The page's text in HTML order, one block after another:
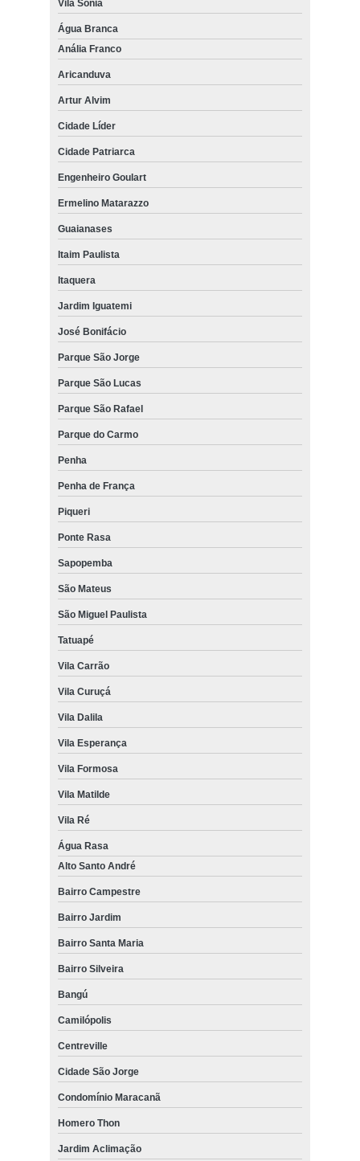
Vila Sônia
Água Branca
Anália Franco
Aricanduva
Artur Alvim
Cidade Líder
Cidade Patriarca
Engenheiro Goulart
Ermelino Matarazzo
Guaianases
Itaim Paulista
Itaquera
Jardim Iguatemi
José Bonifácio
Parque São Jorge
Parque São Lucas
Parque São Rafael
Parque do Carmo
Penha
Penha de França
Piqueri
Ponte Rasa
Sapopemba
São Mateus
São Miguel Paulista
Tatuapé
Vila Carrão
Vila Curuçá
Vila Dalila
Vila Esperança
Vila Formosa
Vila Matilde
Vila Ré
Água Rasa
Alto Santo André
Bairro Campestre
Bairro Jardim
Bairro Santa Maria
Bairro Silveira
Bangú
Camilópolis
Centreville
Cidade São Jorge
Condomínio Maracanã
Homero Thon
Jardim Aclimação